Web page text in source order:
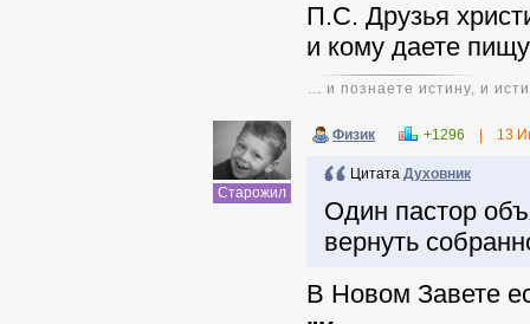
П.С. Друзья
и кому даете
... и познаете истину, и
Старожил
Физик +1296 13
Цитата Духовник
Один пастор
вернуть
В Новом Завете